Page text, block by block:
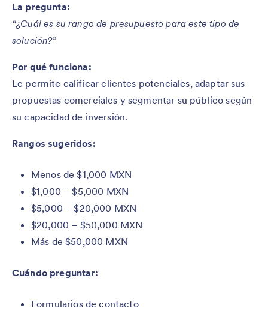
La pregunta:
“¿Cuál es su rango de presupuesto para este tipo de
solución?”
Por qué funciona:
Le permite calificar clientes potenciales, adaptar sus
propuestas comerciales y segmentar su público según
su capacidad de inversión.
Rangos sugeridos:
Menos de $1,000 MXN
$1,000 – $5,000 MXN
$5,000 – $20,000 MXN
$20,000 – $50,000 MXN
Más de $50,000 MXN
Cuándo preguntar:
Formularios de contacto